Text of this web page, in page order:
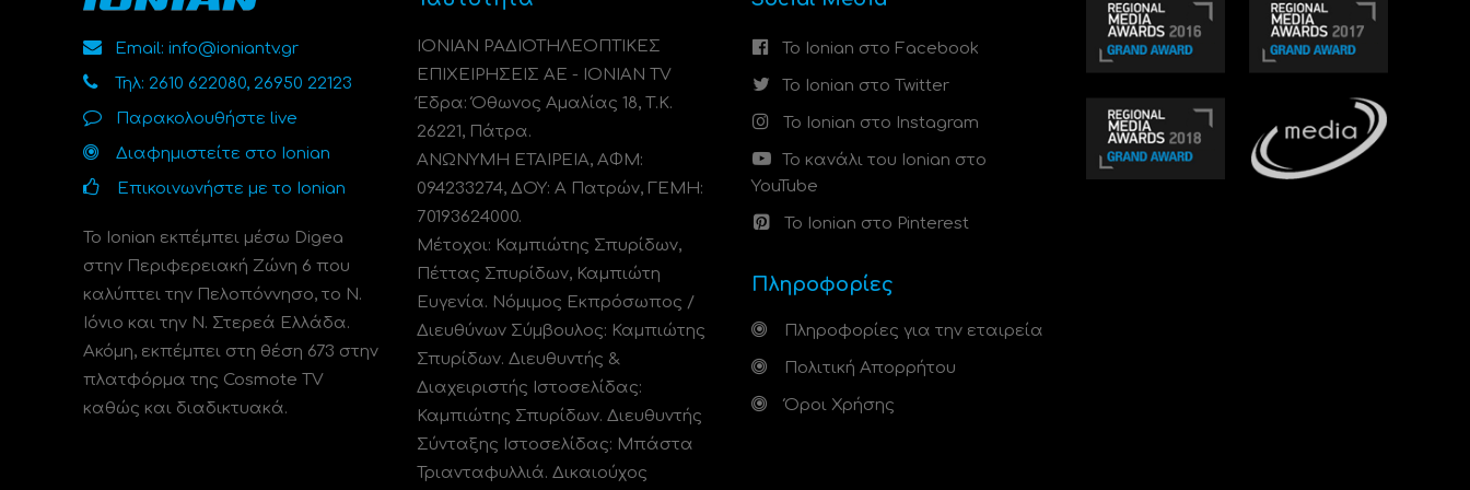
Email: info@ioniantv.gr
Τηλ: 2610 622080, 26950 22123
Παρακολουθήστε live
Διαφημιστείτε στο Ionian
Επικοινωνήστε με το Ionian
Το Ionian εκπέμπει μέσω Digea
στην Περιφερειακή Ζώνη 6 που
καλύπτει την Πελοπόννησο, το N.
Ιόνιο και την Ν. Στερεά Ελλάδα.
Ακόμη, εκπέμπει στη θέση 673 στην
πλατφόρμα της Cosmote TV
καθώς και διαδικτυακά.
ΙΟΝΙΑΝ ΡΑΔΙΟΤΗΛΕΟΠΤΙΚΕΣ
ΕΠΙΧΕΙΡΗΣΕΙΣ ΑΕ - IONIAN TV
Έδρα: Όθωνος Αμαλίας 18, Τ.Κ.
26221, Πάτρα.
ΑΝΩΝΥΜΗ ΕΤΑΙΡΕΙΑ, ΑΦΜ:
094233274, ΔΟΥ: A Πατρών, ΓΕΜΗ:
70193624000.
Μέτοχοι: Καμπιώτης Σπυρίδων,
Πέττας Σπυρίδων, Καμπιώτη
Ευγενία. Νόμιμος Εκπρόσωπος /
Διευθύνων Σύμβουλος: Καμπιώτης
Σπυρίδων. Διευθυντής &
Διαχειριστής Ιστοσελίδας:
Καμπιώτης Σπυρίδων. Διευθυντής
Σύνταξης Ιστοσελίδας: Μπάστα
Τριανταφυλλιά. Δικαιούχος
Το Ionian στο Facebook
Το Ionian στο Twitter
Το Ionian στο Instagram
Το κανάλι του Ionian στο
YouTube
Το Ionian στο Pinterest
Πληροφορίες
Πληροφορίες για την εταιρεία
Πολιτική Απορρήτου
Όροι Χρήσης